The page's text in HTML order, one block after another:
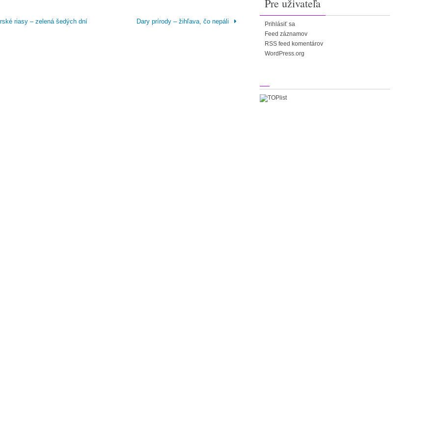
riasy – zelená šedých dní Dary prírody – žihľava, čo nepáli
Pre uživateľa
Prihlásiť sa
Feed záznamov
RSS feed komentárov
WordPress.org